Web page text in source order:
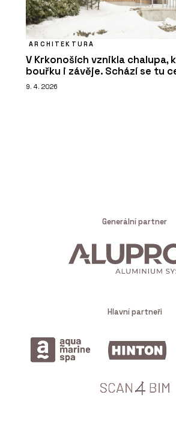
ARCHITEKTURA
V Krkonoších vznikla chalupa,
bouřku i závěje. Schází se tu
9. 4. 2026
Generální partner
Hlavní partneři